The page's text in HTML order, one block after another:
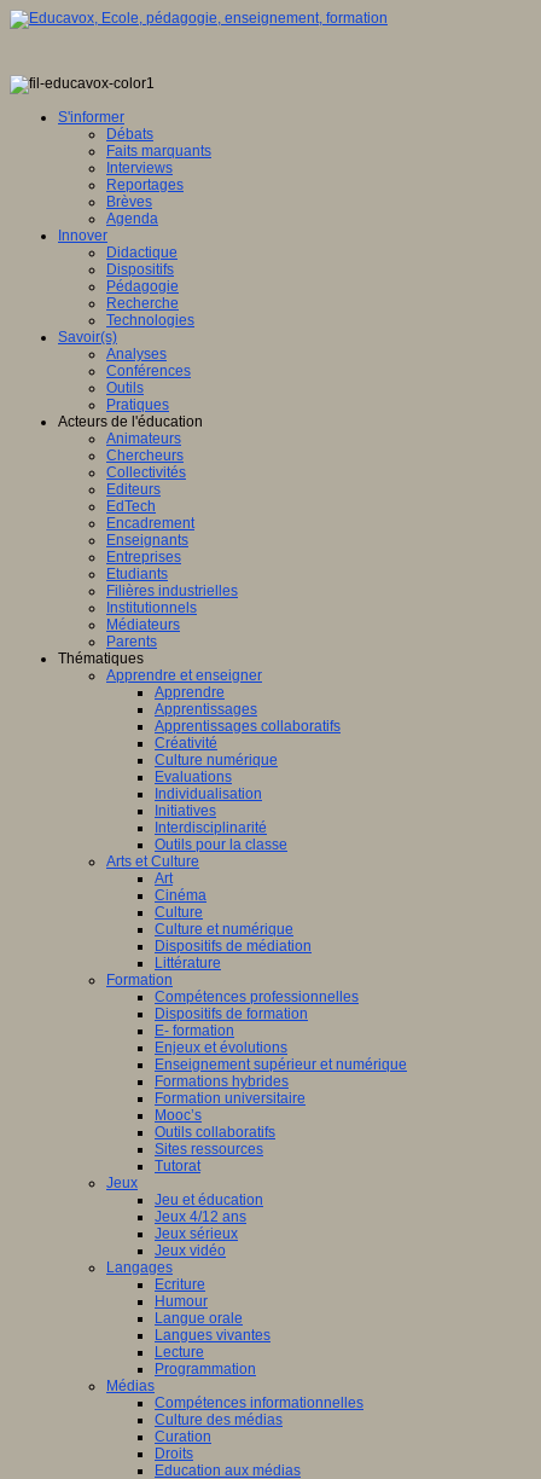
S'informer
Débats
Faits marquants
Interviews
Reportages
Brèves
Agenda
Innover
Didactique
Dispositifs
Pédagogie
Recherche
Technologies
Savoir(s)
Analyses
Conférences
Outils
Pratiques
Acteurs de l'éducation
Animateurs
Chercheurs
Collectivités
Editeurs
EdTech
Encadrement
Enseignants
Entreprises
Etudiants
Filières industrielles
Institutionnels
Médiateurs
Parents
Thématiques
Apprendre et enseigner
Apprendre
Apprentissages
Apprentissages collaboratifs
Créativité
Culture numérique
Evaluations
Individualisation
Initiatives
Interdisciplinarité
Outils pour la classe
Arts et Culture
Art
Cinéma
Culture
Culture et numérique
Dispositifs de médiation
Littérature
Formation
Compétences professionnelles
Dispositifs de formation
E- formation
Enjeux et évolutions
Enseignement supérieur et numérique
Formations hybrides
Formation universitaire
Mooc’s
Outils collaboratifs
Sites ressources
Tutorat
Jeux
Jeu et éducation
Jeux 4/12 ans
Jeux sérieux
Jeux vidéo
Langages
Ecriture
Humour
Langue orale
Langues vivantes
Lecture
Programmation
Médias
Compétences informationnelles
Culture des médias
Curation
Droits
Education aux médias